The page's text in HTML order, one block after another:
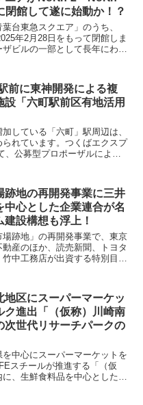
館して遂に始動か！？
台東急スクエア」のうち、
年2月28日をもって閉館しま
ビルの一部として長年にわた
前に東神開発による複
設「六町駅前区有地活用
している「六町」駅周辺は、
れています。つくばエクスプ
公募型プロポーザルにより
跡地の再開発事業に三井
中心とした企業連合が名
設構想も浮上！
跡地」の再開発事業で、東京
産のほか、読売新聞、トヨタ
中工務店が出資する特別目的
地区にスーパーマーケッ
ク進出「（仮称）川崎南
次世代リサーチパークの
中心にスーパーマーケットを
スチールが推進する「（仮
、生鮮食料品を中心とした商